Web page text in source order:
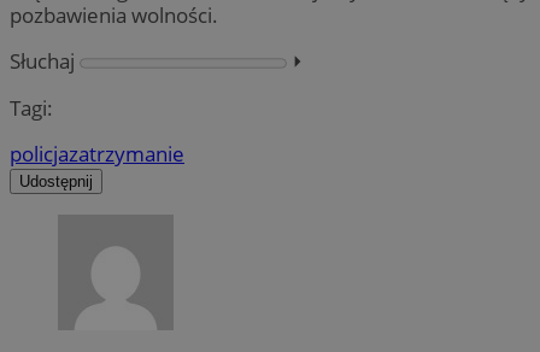
pozbawienia wolności.
Słuchaj
⏵︎
Tagi:
policjazatrzymanie
Udostępnij